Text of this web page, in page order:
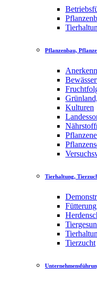
Pflanzenbau,
Kulturen
Tierhaltung,
Tierzucht